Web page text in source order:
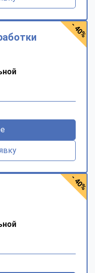
- 40%
- 40%